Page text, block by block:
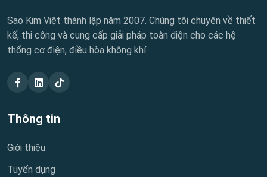
Sao Kim Việt thành lập năm 2007. Chúng tôi chuyên về thiết
kế, thi công và cung cấp giải pháp toàn diện cho các hệ
thống cơ điện, điều hòa không khí.
Thông tin
Giới thiệu
Tuyển dụng